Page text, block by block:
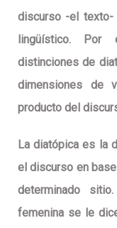
discurso -el
lingüístico.
distinciones de
dimensiones de
producto del
La diatópica es la
el discurso en
determinado
femenina se le